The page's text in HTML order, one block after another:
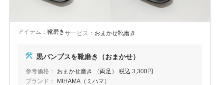
アイテム： 靴磨きサービス： おまかせ靴磨き
黒パンプスを靴磨き（おまかせ）
参考価格：
おまかせ磨き （両足） 税込 3,300円
ブランド：
MIHAMA（ミハマ）